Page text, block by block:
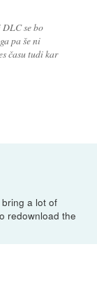
se bo
pa še ni
času tudi kar
a lot of
redownload the